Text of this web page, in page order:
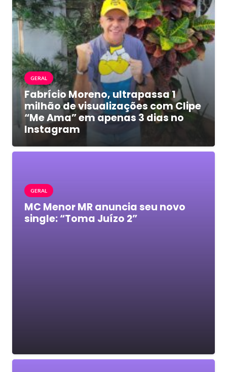
GERAL
Fabrício Moreno, ultrapassa 1
milhão de visualizações com Clipe
“Me Ama” em apenas 3 dias no
Instagram
GERAL
MC Menor MR anuncia seu novo
single: “Toma Juízo 2”